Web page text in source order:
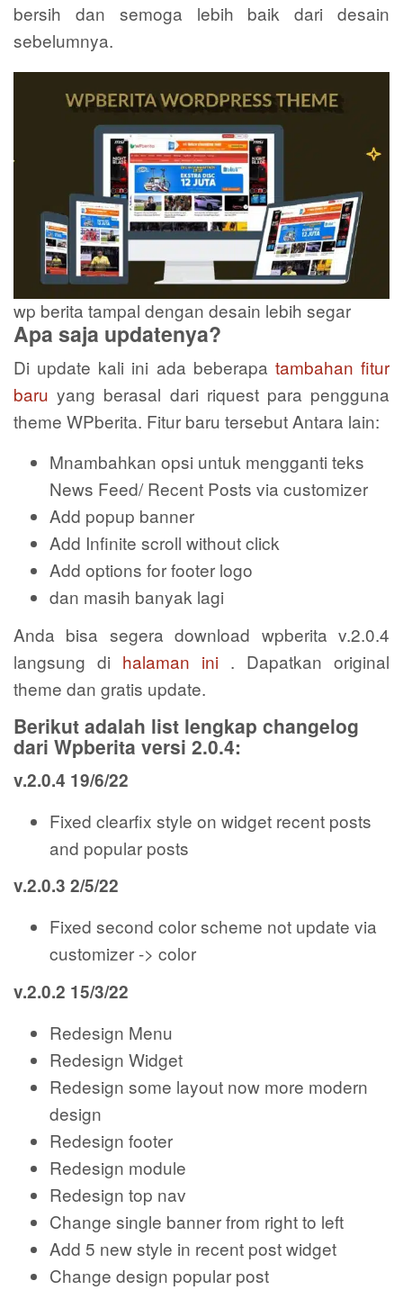
bersih dan semoga lebih baik dari desain
sebelumnya.
wp berita tampal dengan desain lebih segar
Apa saja updatenya?
Di update kali ini ada beberapa tambahan fitur
baru yang berasal dari riquest para pengguna
theme WPberita. Fitur baru tersebut Antara lain:
Mnambahkan opsi untuk mengganti teks
News Feed/ Recent Posts via customizer
Add popup banner
Add Infinite scroll without click
Add options for footer logo
dan masih banyak lagi
Anda bisa segera download wpberita v.2.0.4
langsung di halaman ini . Dapatkan original
theme dan gratis update.
Berikut adalah list lengkap changelog
dari Wpberita versi 2.0.4:
v.2.0.4 19/6/22
Fixed clearfix style on widget recent posts
and popular posts
v.2.0.3 2/5/22
Fixed second color scheme not update via
customizer -> color
v.2.0.2 15/3/22
Redesign Menu
Redesign Widget
Redesign some layout now more modern
design
Redesign footer
Redesign module
Redesign top nav
Change single banner from right to left
Add 5 new style in recent post widget
Change design popular post